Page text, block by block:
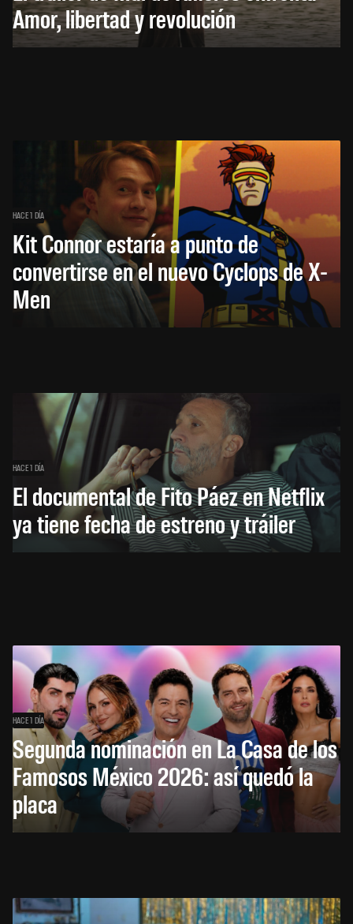
Amor, libertad y revolución
HACE 1 DÍA
Kit Connor estaría a punto de
convertirse en el nuevo Cyclops de X-
Men
HACE 1 DÍA
El documental de Fito Páez en Netflix
ya tiene fecha de estreno y tráiler
HACE 1 DÍA
Segunda nominación en La Casa de los
Famosos México 2026: así quedó la
placa